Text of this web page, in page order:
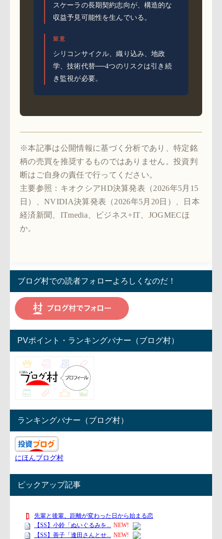
スケーラの長期契約志向が、構造的な
収益予見可能性を生んでいる。
留意
シリコンサイクル、織り込み、地政
学、技術代替──4つのリスクは引き続
き監視が必要。
※本記事は公開情報に基づく分析であり、特定銘
柄の売買を推奨するものではありません。投資判
断はご自身の責任で行ってください。
主要参照：キオクシアHD決算発表（2026年5月15
日）、NVIDIA決算発表（2026年5月20日）、日本
経済新聞、ITmedia、ビジネス+IT、JOGMECほ
か。
ブログ村での読者フォローよろしくなのだ！
PVポイント・ランキングバナー（ブログ村）
ランキングバナー（ブログ村）
にほんブログ村
ピックアップ記事